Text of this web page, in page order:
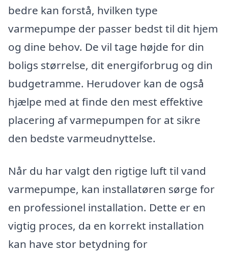
bedre kan forstå, hvilken type
varmepumpe der passer bedst til dit hjem
og dine behov. De vil tage højde for din
boligs størrelse, dit energiforbrug og din
budgetramme. Herudover kan de også
hjælpe med at finde den mest effektive
placering af varmepumpen for at sikre
den bedste varmeudnyttelse.
Når du har valgt den rigtige luft til vand
varmepumpe, kan installatøren sørge for
en professionel installation. Dette er en
vigtig proces, da en korrekt installation
kan have stor betydning for